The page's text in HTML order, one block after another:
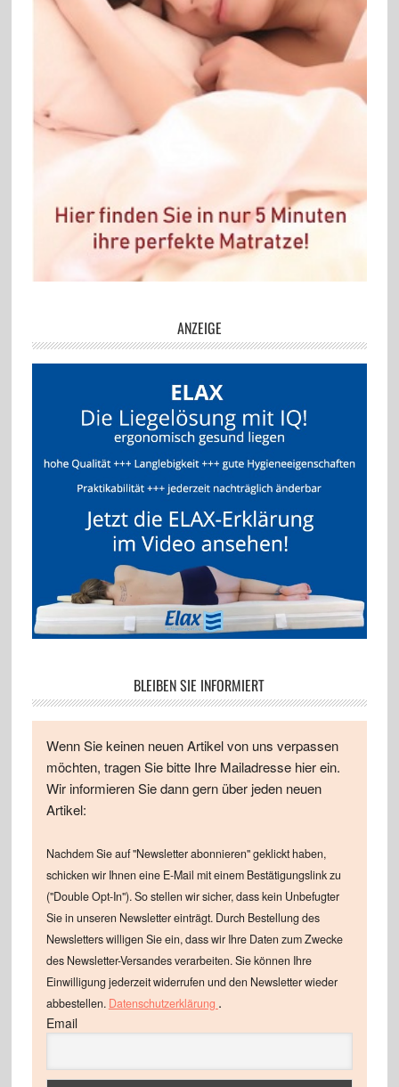
ANZEIGE
BLEIBEN SIE INFORMIERT
Wenn Sie keinen neuen Artikel von uns verpassen
möchten, tragen Sie bitte Ihre Mailadresse hier ein.
Wir informieren Sie dann gern über jeden neuen
Artikel:
Nachdem Sie auf "Newsletter abonnieren" geklickt haben,
schicken wir Ihnen eine E-Mail mit einem Bestätigungslink zu
("Double Opt-In"). So stellen wir sicher, dass kein Unbefugter
Sie in unseren Newsletter einträgt. Durch Bestellung des
Newsletters willigen Sie ein, dass wir Ihre Daten zum Zwecke
des Newsletter-Versandes verarbeiten. Sie können Ihre
Einwilligung jederzeit widerrufen und den Newsletter wieder
abbestellen. Datenschutzerklärung .
Email